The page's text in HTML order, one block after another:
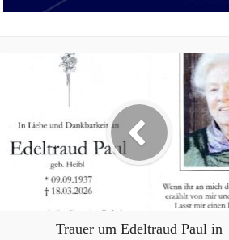
Trauer um Edeltraud Paul in